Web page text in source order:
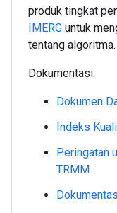
produk tingkat
IMERG untuk
tentang algoritma.
Dokumentasi:
Dokumen
Indeks
Peringatan
TRMM